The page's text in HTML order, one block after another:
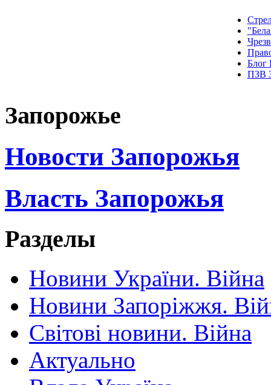
Блог
ПЗВ
Запорожье
Новости Запорожья
Власть Запорожья
Разделы
Новини України. Війна
Новини Запоріжжя.
Світові новини. Війна
Актуально